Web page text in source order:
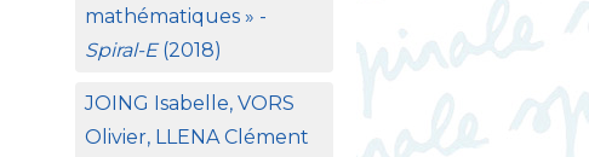
mathématiques » -
Spiral-E(2018)
JOING Isabelle,VORS
Olivier, LLENA Clément